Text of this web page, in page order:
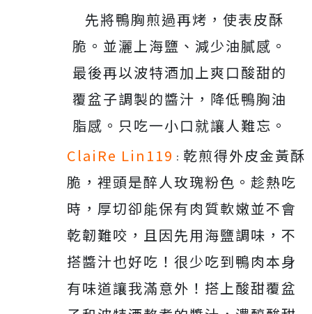
貼心。
先將鴨胸煎過再烤，使表皮酥
脆。並灑上海鹽、減少油膩感。
最後再以波特酒加上爽口酸甜的
覆盆子調製的醬汁，降低鴨胸油
脂感。只吃一小口就讓人難忘。
ClaiRe Lin119 ： 乾煎得外皮金黃酥
脆，裡頭是醉人玫瑰粉色。趁熱吃
時，厚切卻能保有肉質軟嫩並不會
乾韌難咬，且因先用海鹽調味，不
搭醬汁也好吃！很少吃到鴨肉本身
有味道讓我滿意外！搭上酸甜覆盆